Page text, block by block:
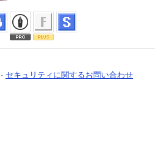
- セキュリティに関するお問い合わせ